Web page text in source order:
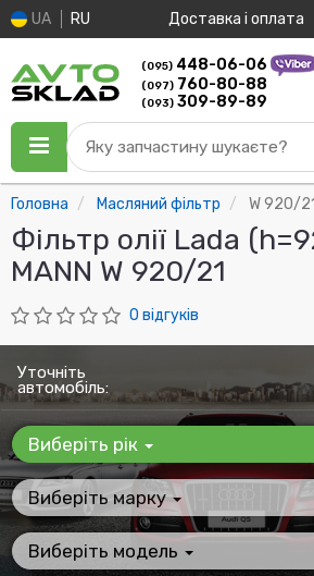
UA RU Доставка і оплата
(095) 448-06-06
(097) 760-80-88
(093) 309-89-89
Яку запчастину шукаєте?
Головна Масляний фільтр W 920/
Фільтр олії Lada
MANN W 920/21
0 відгуків
Уточніть
автомобіль:
Виберіть рік
Виберіть марку
Виберіть модель